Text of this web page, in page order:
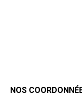
NOS